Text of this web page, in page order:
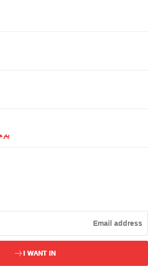
ئەزا بولاي
يەر
I WANT IN